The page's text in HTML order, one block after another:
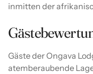
inmitten der
Gäste der Ongava
atemberaubende